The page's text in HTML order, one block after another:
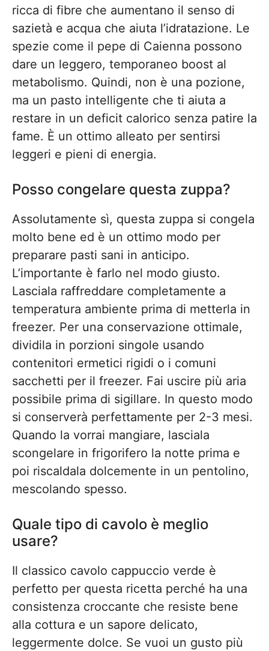
ricca di fibre che aumentano il senso di
sazietà e acqua che aiuta l’idratazione. Le
spezie come il pepe di Caienna possono
dare un leggero, temporaneo boost al
metabolismo. Quindi, non è una pozione,
ma un pasto intelligente che ti aiuta a
restare in un deficit calorico senza patire la
fame. È un ottimo alleato per sentirsi
leggeri e pieni di energia.
Posso congelare questa zuppa?
Assolutamente sì, questa zuppa si congela
molto bene ed è un ottimo modo per
preparare pasti sani in anticipo.
L’importante è farlo nel modo giusto.
Lasciala raffreddare completamente a
temperatura ambiente prima di metterla in
freezer. Per una conservazione ottimale,
dividila in porzioni singole usando
contenitori ermetici rigidi o i comuni
sacchetti per il freezer. Fai uscire più aria
possibile prima di sigillare. In questo modo
si conserverà perfettamente per 2-3 mesi.
Quando la vorrai mangiare, lasciala
scongelare in frigorifero la notte prima e
poi riscaldala dolcemente in un pentolino,
mescolando spesso.
Quale tipo di cavolo è meglio
usare?
Il classico cavolo cappuccio verde è
perfetto per questa ricetta perché ha una
consistenza croccante che resiste bene
alla cottura e un sapore delicato,
leggermente dolce. Se vuoi un gusto più